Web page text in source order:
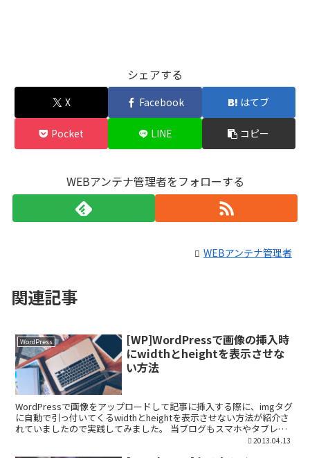
シェアする
X Facebook はてブ
Pocket LINE コピー
WEBアンテナ管理者をフォローする
WEBアンテナ管理者
関連記事
WordPress
[WP]WordPressで画像の挿入時
にwidthとheightを表示させな
い方法
WordPressで画像をアップロードして記事に挿入する際に、imgタグ
に自動で引っ付いてくるwidthとheightを表示させない方法が紹介さ
れていましたので実践してみました。 当ブログもスマホやタブレッ
2013.04.13